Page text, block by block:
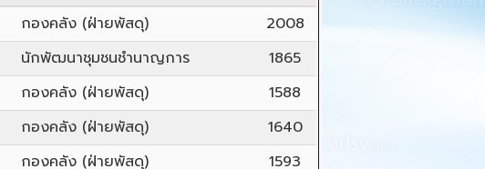
กองคลัง (ฝ่ายพัสดุ)
2008
นักพัฒนาชุมชนชำนาญการ
1865
กองคลัง (ฝ่ายพัสดุ)
1588
กองคลัง (ฝ่ายพัสดุ)
1640
กองคลัง (ฝ่ายพัสดุ)
1593